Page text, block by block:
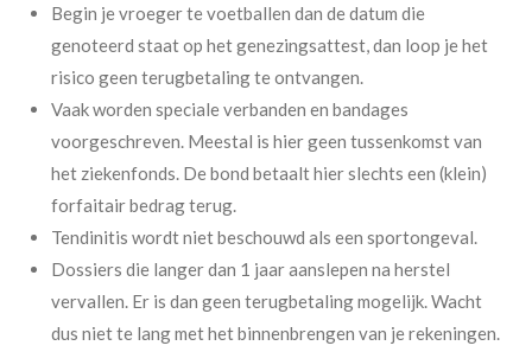
Begin je vroeger te voetballen dan de datum die
genoteerd staat op het genezingsattest, dan loop je het
risico geen terugbetaling te ontvangen.
Vaak worden speciale verbanden en bandages
voorgeschreven. Meestal is hier geen tussenkomst van
het ziekenfonds. De bond betaalt hier slechts een (klein)
forfaitair bedrag terug.
Tendinitis wordt niet beschouwd als een sportongeval.
Dossiers die langer dan 1 jaar aanslepen na herstel
vervallen. Er is dan geen terugbetaling mogelijk. Wacht
dus niet te lang met het binnenbrengen van je rekeningen.